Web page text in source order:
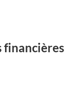
financières